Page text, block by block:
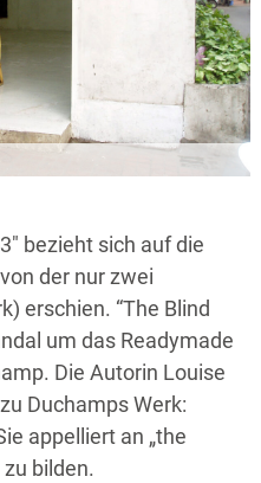
bezieht sich auf die
der nur zwei
erschien. “The Blind
um das Readymade
Die Autorin Louise
Duchamps Werk:
appelliert an „the
bilden.